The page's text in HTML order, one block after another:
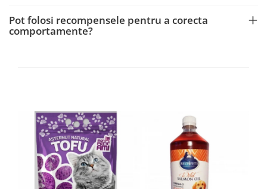
Pot folosi recompensele pentru a corecta
comportamente?